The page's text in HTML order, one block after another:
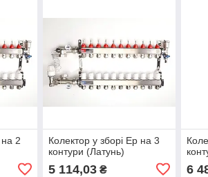
на 2
Колектор у зборі Ep на 3
контури (Латунь)
5 114,03₴ 6